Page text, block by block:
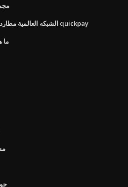
الشبكه العالمية مطاردة مطاردة المصرفية عبر الإنترنت quickpay
ما